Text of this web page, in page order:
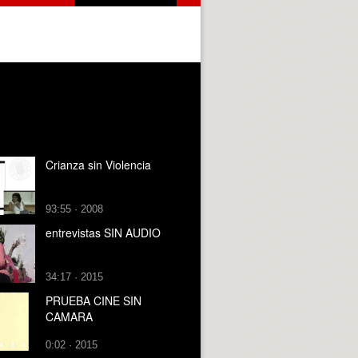
Crianza sin Violencia
93:55 · 2008
entrevistas SIN AUDIO
34:17 · 2015
PRUEBA CINE SIN
CAMARA
0:02 · 2015